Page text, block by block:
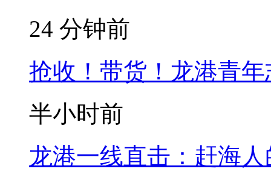
24 分钟前
抢收！带货！龙港青
半小时前
龙港一线直击：赶海